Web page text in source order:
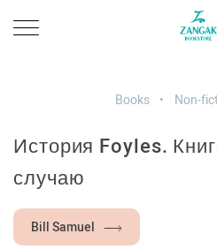
Books Non-
История Foyles.
случаю
Bill Samuel